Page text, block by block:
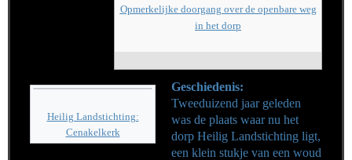
Opmerkelijke doorgang over de openbare weg
in het dorp
Heilig Landstichting:
Cenakelkerk
Geschiedenis:
Tweeduizend jaar geleden
was de plaats waar nu het
dorp Heilig Landstichting ligt,
een klein stukje van een woud